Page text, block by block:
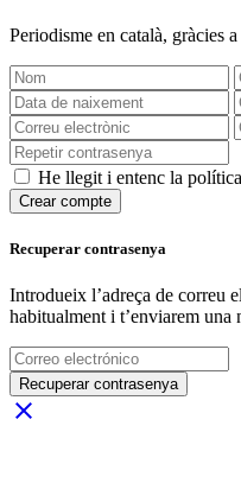
Periodisme en català, gràcies
He llegit i entenc la
Crear compte
Recuperar contrasenya
Introdueix l’adreça de correu
habitualment i t’enviarem una
Recuperar contrasenya
close